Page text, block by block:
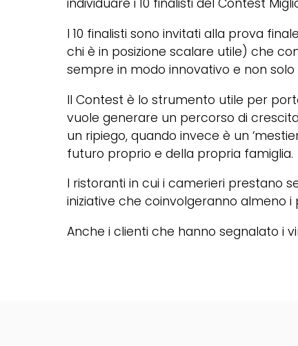
individuare i 10 finalisti del Contest
I 10 finalisti sono invitati alla prova
chi è in posizione scalare utile) che
sempre in modo innovativo e non solo
Il Contest è lo strumento utile per
vuole generare un percorso di
un ripiego, quando invece è un
futuro proprio e della propria famiglia.
I ristoranti in cui i camerieri prestano
iniziative che coinvolgeranno almeno
Anche i clienti che hanno segnalato i